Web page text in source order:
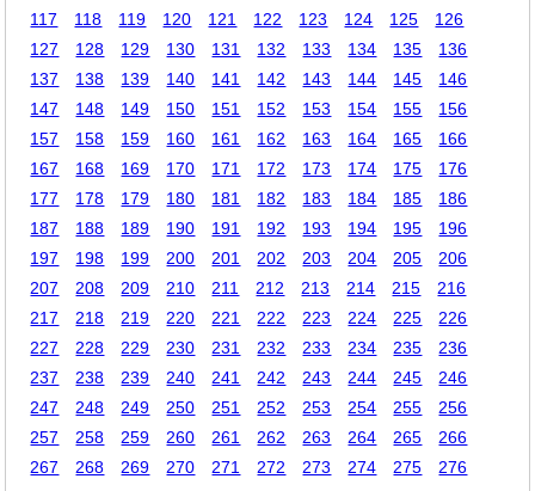
117
118 119 120 121 122 123 124 125
126
127
128 129 130 131 132 133 134 135
136
137
138 139 140 141 142 143 144 145
146
147
148 149 150 151 152 153 154 155
156
157
158 159 160 161 162 163 164 165
166
167
168 169 170 171 172 173 174 175
176
177
178 179 180 181 182 183 184 185
186
187
188 189 190 191 192 193 194 195
196
197
198 199 200 201 202 203 204 205
206
207
208 209 210 211 212 213 214 215
216
217
218 219 220 221 222 223 224 225
226
227
228 229 230 231 232 233 234 235
236
237
238 239 240 241 242 243 244 245
246
247
248 249 250 251 252 253 254 255
256
257
258 259 260 261 262 263 264 265
266
267
268 269 270 271 272 273 274 275
276